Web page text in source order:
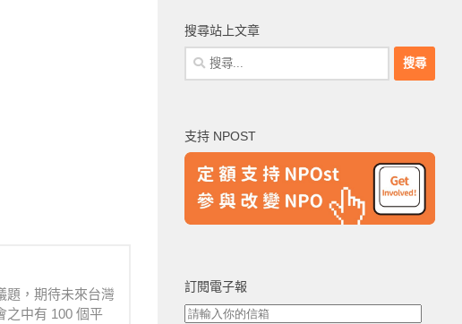
題，期待未來台灣
之中有 100 個平
搜尋站上文章
搜
尋
字:
支持 NPOST
訂閱電子報